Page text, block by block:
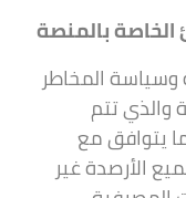
الخاصة بالمنصة
وسياسة المخاطر
والذي تتم
يتوافق مع
الأرصدة غير